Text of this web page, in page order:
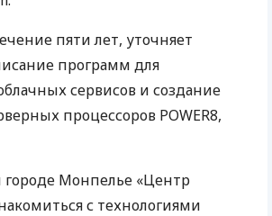
КЕШБЭКА
БАНКОВСКИМ КАРТАМ
пяти лет, уточняет
программ для
сервисов и создание
процессоров POWER8,
городе Монпелье «Центр
с технологиями